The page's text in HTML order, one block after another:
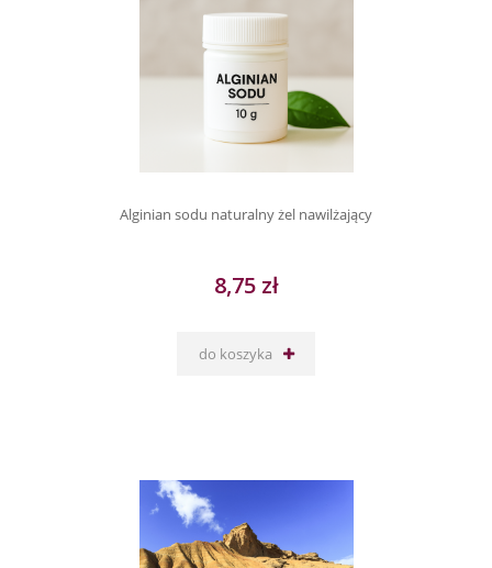
Alginian sodu naturalny żel nawilżający
8,75 zł
do koszyka